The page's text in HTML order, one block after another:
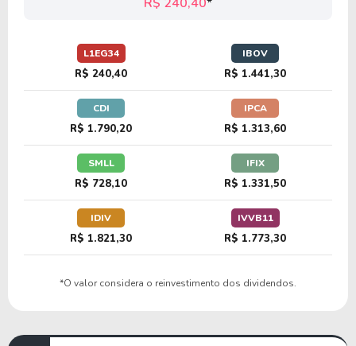
L1EG34
R$ 240,40
IBOV
R$ 1.441,30
CDI
R$ 1.790,20
IPCA
R$ 1.313,60
SMLL
R$ 728,10
IFIX
R$ 1.331,50
IDIV
R$ 1.821,30
IVVB11
R$ 1.773,30
*O valor considera o reinvestimento dos dividendos.